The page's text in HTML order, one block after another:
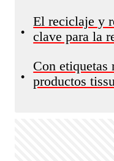
•
El reciclaje y
clave para la
•
Con etiquetas
productos